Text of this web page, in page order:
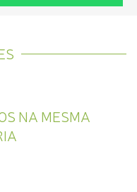
NA MESMA